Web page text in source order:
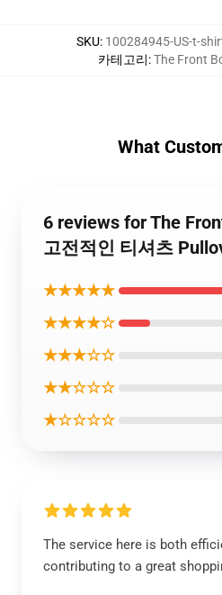
SKU: 100284945-US-t-
카테고리:The Front
What
6 reviews for The
고전적인 티셔츠
★★★★★
★★★★☆
★★★☆☆
★★☆☆☆
★☆☆☆☆
The service here is both
contributing to a great